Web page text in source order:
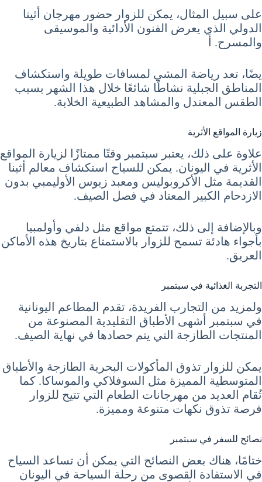
على سبيل المثال، يمكن للزوار حضور مهرجان أثينا
الدولي الذي يعرض الفنون الأدائية والموسيقى
والمسرح. أ
يضًا، تعد رياضة المشي لمسافات طويلة واستكشاف
المناطق الجبلية نشاطًا شائعًا خلال هذا الشهر بسبب
الطقس المعتدل والمشاهد الطبيعية الخلابة.
زيارة المواقع الأثرية
علاوة على ذلك، يعتبر سبتمبر وقتًا ممتازًا لزيارة المواقع
الأثرية في اليونان. يمكن للسياح استكشاف معالم أثينا
القديمة مثل الأكروبوليس ومعبد زيوس الأوليمبي بدون
الازدحام الكبير المعتاد في فصل الصيف.
وبالإضافة إلى ذلك، تتمتع مواقع مثل دلفي وأولمبيا
بأجواء هادئة تسمح للزوار بالاستمتاع بتاريخ هذه الأماكن
العريق.
التجربة الغذائية في سبتمبر
ولمزيد من التجارب الفريدة، تقدم المطاعم اليونانية
في سبتمبر أشهى الأطباق التقليدية المصنوعة من
المنتجات الطازجة التي يتم حصادها في نهاية الصيف.
يمكن للزوار تذوق المأكولات البحرية الطازجة والأطباق
المتوسطية المميزة مثل السوفلاكي والموساكا. كما
تُقام العديد من مهرجانات الطعام التي تتيح للزوار
فرصة تذوق نكهات متنوعة ومميزة.
نصائح للسفر في سبتمبر
ختامًا، هناك بعض النصائح التي يمكن أن تساعد السياح
في الاستفادة القصوى من رحلة السياحة في اليونان